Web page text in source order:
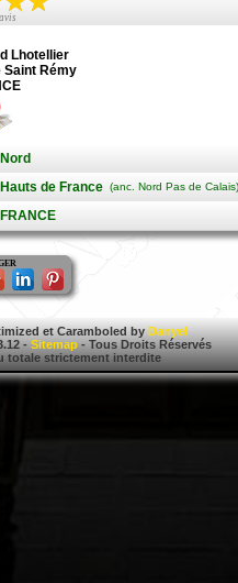
Lhotellier
Saint Rémy
Nord
Hauts de France (anc. Nord Pas de Calais)
FRANCE
et Caramboled by Danyel
-Sitemap- Tous Droits Réservés
totale strictement interdite